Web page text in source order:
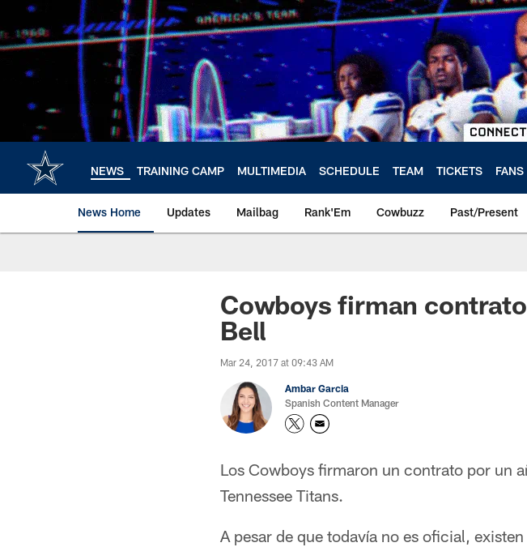
main
content
NEWS TRAINING CAMP MULTIMEDIA SCHEDULE TEAM TICKETS FANS
News Home Updates Mailbag Rank'Em Cowbuzz Past/Present
Cowboys firman
Bell
Mar 24, 2017 at 09:43 AM
Ambar Garcia
Spanish Content Manager
Los Cowboys firmaron un contrato por un
Tennessee Titans.
A pesar de que todavía no es oficial,